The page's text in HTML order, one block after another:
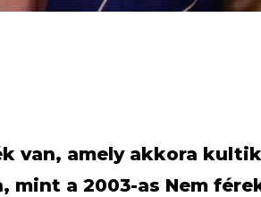
van, amely akkora
mint a 2003-as Nem